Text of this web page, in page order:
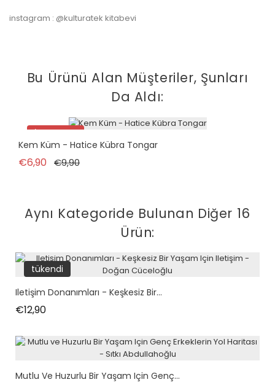
instagram : @kulturatek kitabevi
Bu Ürünü Alan Müşteriler, Şunları
Da Aldı:
İndirimde!
Kem Küm - Hatice Kübra Tongar
€6,90 Normal fiyat
€9,90Fiyat
Aynı Kategoride Bulunan Diğer 16
Ürün:
tükendi
Iletişim Donanımları - Keşkesiz Bir...
€12,90Fiyat
Mutlu Ve Huzurlu Bir Yaşam Için Genç...